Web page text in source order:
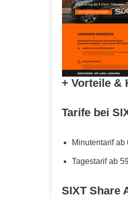
+ Vorteile &
Tarife bei
Minutentarif
Tagestarif ab
SIXT Share